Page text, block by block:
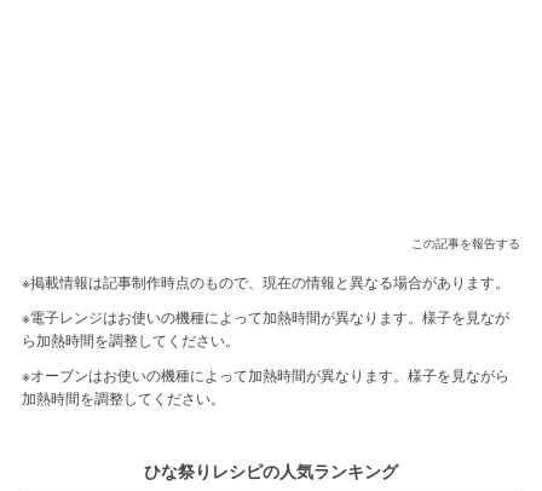
この記事を報告する
※掲載情報は記事制作時点のもので、現在の情報と異なる場合があります。
※電子レンジはお使いの機種によって加熱時間が異なります。様子を見なが
ら加熱時間を調整してください。
※オーブンはお使いの機種によって加熱時間が異なります。様子を見ながら
加熱時間を調整してください。
ひな祭りレシピの人気ランキング